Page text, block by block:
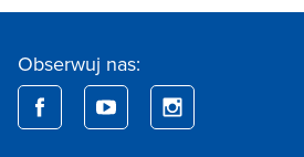
Obserwuj nas: